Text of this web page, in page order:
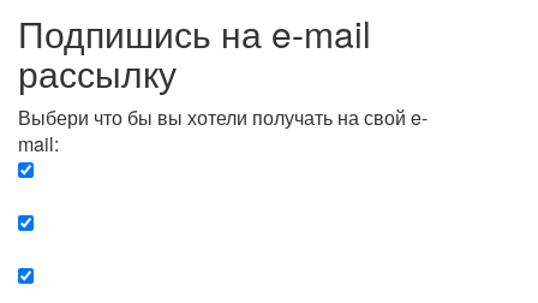
Подпишись на e-mail
рассылку
Выбери что бы вы хотели получать на свой e-
mail: